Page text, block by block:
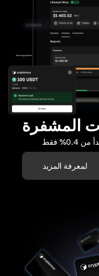
المشفرة
فقط
لمعرفة المزيد